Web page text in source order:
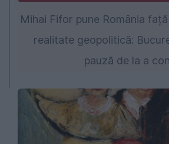
Mihai Fifor pune România
realitate geopolitică:
pauză de la a